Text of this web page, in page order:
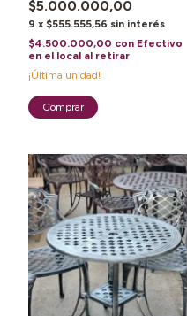
$5.000.000,00
9 x $555.555,56 sin interés
$4.500.000,00 con Efectivo
en el local al retirar
¡Última unidad!